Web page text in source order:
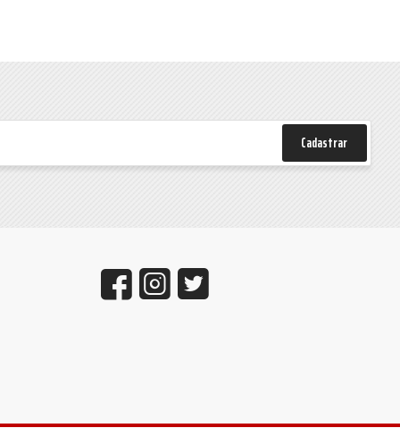
Cadastrar